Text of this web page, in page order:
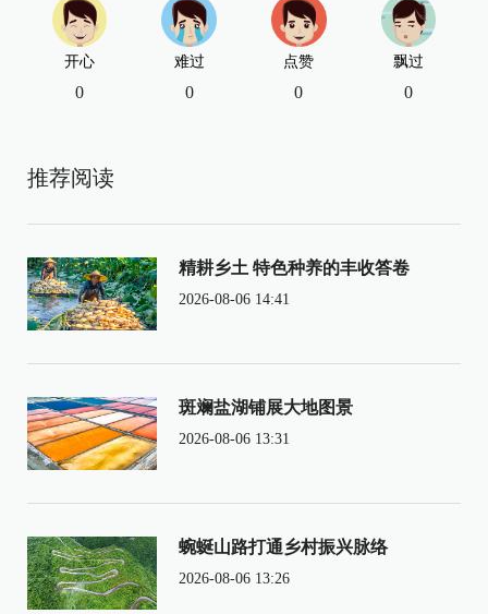
开心
0
难过
0
点赞
0
飘过
0
推荐阅读
精耕乡土 特色种养的丰收答卷
2026-08-06 14:41
斑斓盐湖铺展大地图景
2026-08-06 13:31
蜿蜒山路打通乡村振兴脉络
2026-08-06 13:26